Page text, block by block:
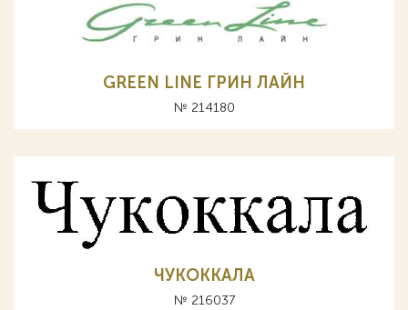
GREEN LINE ГРИН ЛАЙН
№ 214180
ЧУКОККАЛА
№ 216037